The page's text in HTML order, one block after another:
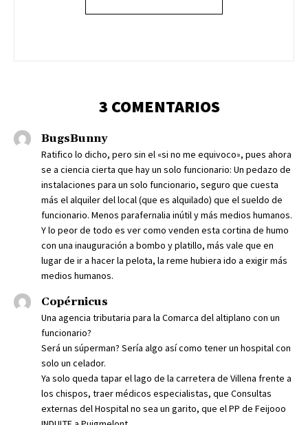
3 COMENTARIOS
BugsBunny
Ratifico lo dicho, pero sin el «si no me equivoco», pues ahora
se a ciencia cierta que hay un solo funcionario: Un pedazo de
instalaciones para un solo funcionario, seguro que cuesta
más el alquiler del local (que es alquilado) que el sueldo de
funcionario. Menos parafernalia inútil y más medios humanos.
Y lo peor de todo es ver como venden esta cortina de humo
con una inauguración a bombo y platillo, más vale que en
lugar de ir a hacer la pelota, la reme hubiera ido a exigir más
medios humanos.
Copérnicus
Una agencia tributaria para la Comarca del altiplano con un
funcionario?
Será un súperman? Sería algo así como tener un hospital con
solo un celador.
Ya solo queda tapar el lago de la carretera de Villena frente a
los chispos, traer médicos especialistas, que Consultas
externas del Hospital no sea un garito, que el PP de Feijooo